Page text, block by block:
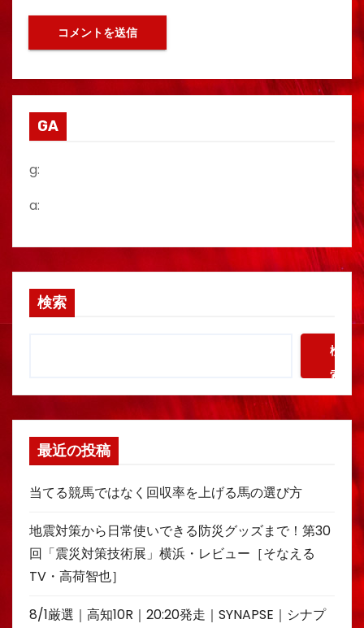
GA
g:
a:
検索
検
索
最近の投稿
当てる競馬ではなく回収率を上げる馬の選び方
地震対策から日常使いできる防災グッズまで！第30
回「震災対策技術展」横浜・レビュー［そなえる
TV・高荷智也］
8/1厳選｜高知10R｜20:20発走｜SYNAPSE｜シナプ